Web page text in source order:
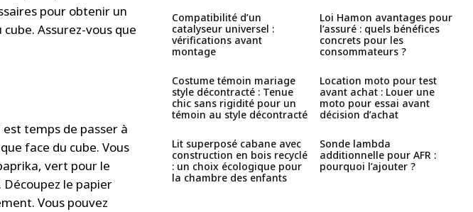
pour obtenir un
Assurez-vous que
temps de passer à
face du cube. Vous
vert pour le
le papier
Vous pouvez
Compatibilité d’un
catalyseur universel :
vérifications avant
montage
Loi Hamon avantages pour
l’assuré : quels bénéfices
concrets pour les
consommateurs ?
Costume témoin mariage
style décontracté : Tenue
chic sans rigidité pour un
témoin au style décontracté
Location moto pour test
avant achat : Louer une
moto pour essai avant
décision d’achat
Lit superposé cabane avec
construction en bois recyclé
: un choix écologique pour
la chambre des enfants
Sonde lambda
additionnelle pour AFR :
pourquoi l’ajouter ?